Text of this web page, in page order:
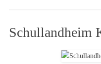
Schullandheim